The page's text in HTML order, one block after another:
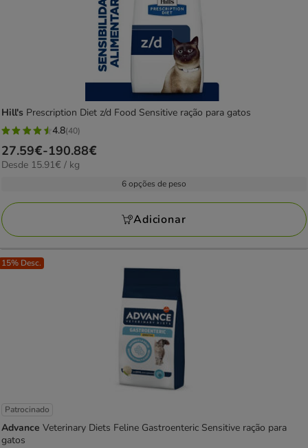
Hill's Prescription Diet z/d Food Sensitive ração para gatos
4.8
estrelas
com
avaliações
4.8(40)
Preço
de
190.88€
27.59€-190.88€
15.91€
Desde 15.91€ / kg
6 opções de peso
Adicionar
15% Desc.
Patrocinado
Advance Veterinary Diets Feline Gastroenteric Sensitive ração para
gatos